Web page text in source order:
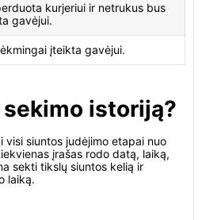
kurjeriui ir netrukus bus
gavėjui.
įteikta gavėjui.
istoriją?
visi siuntos judėjimo etapai nuo
įrašas rodo datą, laiką,
sekti tikslų siuntos kelią ir
laiką.